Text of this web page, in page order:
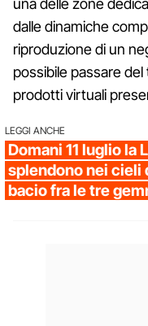
una delle zone
dalle dinamiche
riproduzione di un
possibile passare
prodotti virtuali
LEGGI ANCHE
Domani 11 luglio la
splendono nei cieli
bacio fra le tre